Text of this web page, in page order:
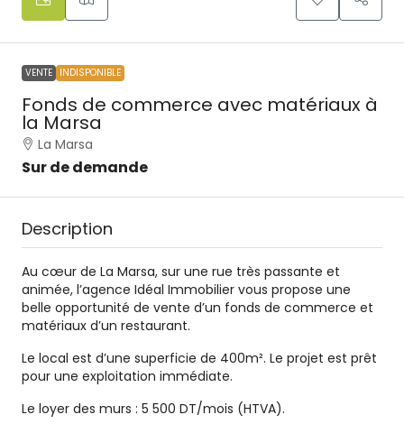
VENTE INDISPONIBLE
Fonds de commerce avec matériaux à
la Marsa
La Marsa
Sur de demande
Description
Au cœur de La Marsa, sur une rue très passante et
animée, l’agence Idéal Immobilier vous propose une
belle opportunité de vente d’un fonds de commerce et
matériaux d’un restaurant.
Le local est d’une superficie de 400m². Le projet est prêt
pour une exploitation immédiate.
Le loyer des murs : 5 500 DT/mois (HTVA).